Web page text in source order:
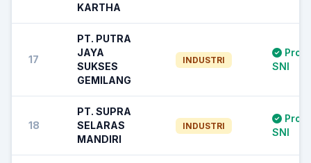
KARTHA
17
PT. PUTRA
JAYA
SUKSES
GEMILANG
INDUSTRI
SNI
18
PT. SUPRA
SELARAS
MANDIRI
INDUSTRI
SNI